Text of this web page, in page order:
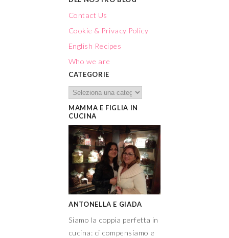
Contact Us
Cookie & Privacy Policy
English Recipes
Who we are
CATEGORIE
MAMMA E FIGLIA IN
CUCINA
ANTONELLA E GIADA
Siamo la coppia perfetta in
cucina: ci compensiamo e